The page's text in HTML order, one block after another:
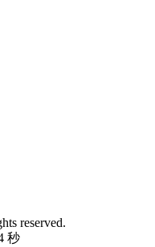
reserved.
秒